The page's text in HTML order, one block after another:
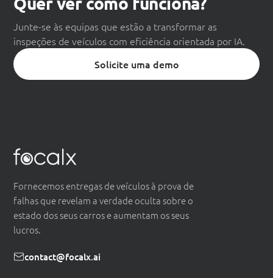
Junte-se às equipas que estão a transformar as
inspeções de veículos com eficiência orientada por IA.
Solicite uma demo
Fornecemos entregas de veículos à prova de
falhas que revelam a verdade oculta sobre o
estado dos seus carros e aumentam os seus
lucros.
contact@focalx.ai